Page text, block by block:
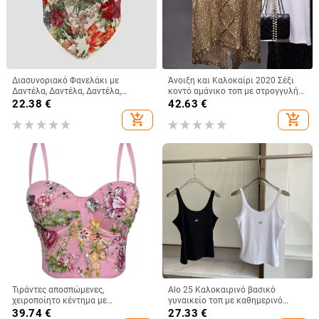
Διασυνοριακό Φανελάκι με
Δαντέλα, Δαντέλα, Δαντέλα,
Γαλλική, Niche, Ψαροκόκαλο, με
Στάμπα, Ρετρό, Λουλούδια, Ξένο
Εμπόριο, LY023
22.38 €
add_shopping_cart
Άνοιξη και Καλοκαίρι 2020 Σέξι
κοντό αμάνικο τοπ με στρογγυλή
λαιμόκοψη και σχισμένο μπροστά
perspective sequin ντεκολτέ
42.63 €
add_shopping_cart
Τιράντες αποσπώμενες,
χειροποίητο κέντημα με
λουλούδια και χάντρες, κορσέ με
39.74€
Alo 25 Καλοκαιρινό βασικό
γυναικείο τοπ με καθημερινό
αθλητικό στυλ — κομψή γραμμή,
27.33 €